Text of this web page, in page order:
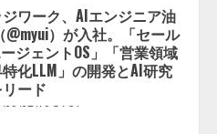
08/07/13:53:50
ワーク、AIエンジニア油
@myui）が入社。「セール
ジェントOS」「営業領域
化LLM」の開発とAI研究
ード
08/07/10:54:31